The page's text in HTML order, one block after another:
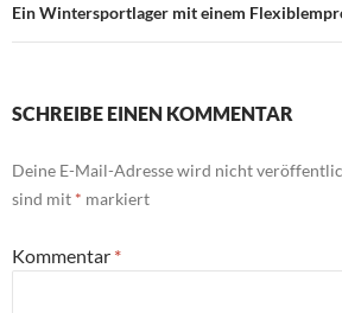
Ein Wintersportlager mit einem
SCHREIBE EINEN KOMMENTAR
Deine E-Mail-Adresse wird nicht
sind mit * markiert
Kommentar *